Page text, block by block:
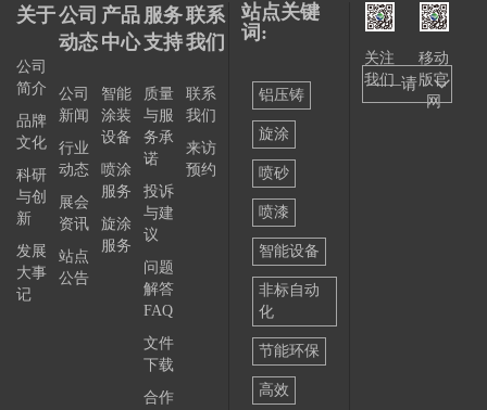
关于
公司
简介
品牌
文化
科研
与创
新
发展
大事
记
公司
动态
公司
新闻
行业
动态
展会
资讯
站点
公告
产品
中心
智能
涂装
设备
喷涂
服务
旋涂
服务
服务
支持
质量
与服
务承
诺
投诉
与建
议
问题
解答
FAQ
文件
下载
合作
联系
我们
联系
我们
来访
预约
站点关键
词:
铝压铸
旋涂
喷砂
喷漆
智能设备
非标自动
化
节能环保
高效
关注
我们
移动
版官
网
——请